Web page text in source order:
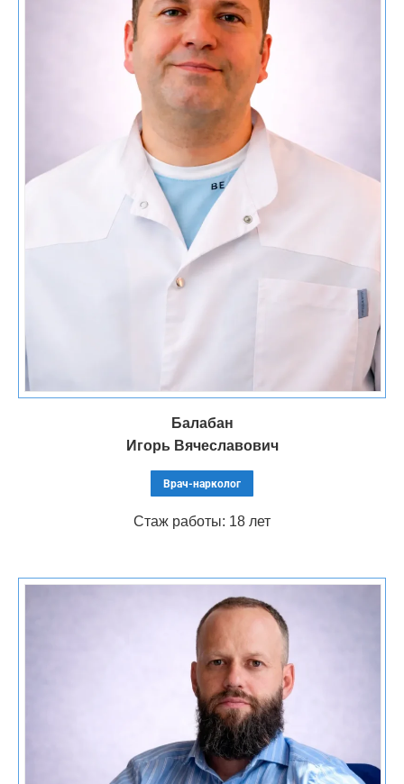
состояние пациента
длительность курса
назначения врача
наличие сопутствующих заболеваний
Балабан
Игорь Вячеславович
Врач-нарколог
Стаж работы: 18 лет